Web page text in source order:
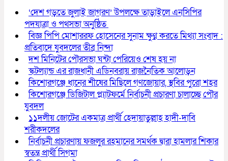
‘দেশ গড়তে জুলাই জাগরণ’ উপলক্ষে তাড়াইলে এনসিপির
পদযাত্রা ও পথসভা অনুষ্ঠিত
বিজ্ঞ পিপি মোশাররফ হোসেনের সুনাম ক্ষুণ্ন করতে মিথ্যা সংবাদ :
প্রতিবাদে যুবদলের তীব্র নিন্দা
দশ মিনিটের পৌরসভা ঘন্টা পেরিয়েও শেষ হয় না
স্কটল্যান্ড এর রাজধানী এডিনবরায় রাজনৈতিক আলোড়ন
কিশোরগঞ্জে ধানের শীষের মিছিলে গণজোয়ার, স্থবির পুরো শহর
কিশোরগঞ্জে ডিজিটাল প্ল্যাটফর্মে নির্বাচনী প্রচারণা চালাচ্ছে পৌর
যুবদল
১১দলীয় জোটের একমাত্র প্রার্থী হেদায়াতুল্লাহ হাদী-দাবি
শরীকদলের
নির্বাচনী প্রচারণায় ফজলুর রহমানের সমর্থক দ্বারা হামলার শিকার
স্বতন্ত্র প্রার্থী সিগমা